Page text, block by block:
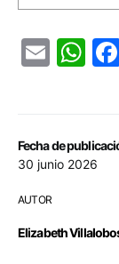
Fecha de
30 junio 2026
AUTOR
Elizabeth